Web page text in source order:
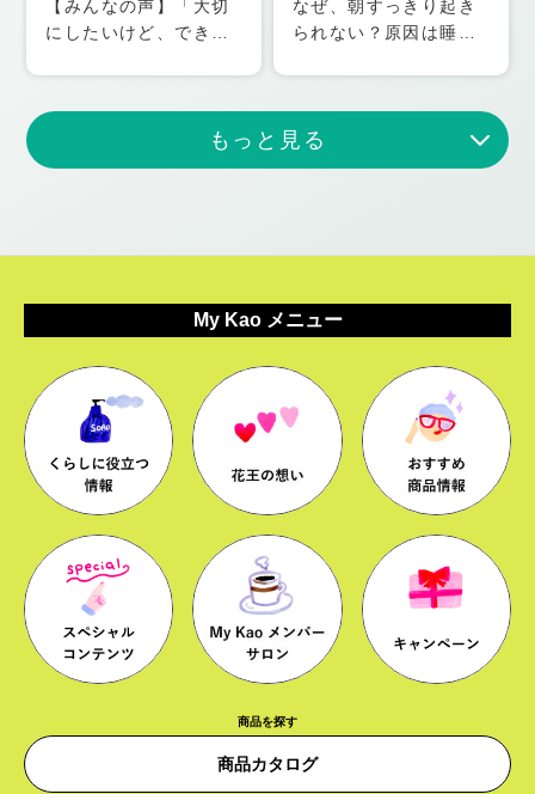
【みんなの声】「大切
にしたいけど、できて
ト
なぜ、朝すっきり起き
られない？原因は睡
もっと見る
My Kao メニュー
商品を探す
商品カタログ